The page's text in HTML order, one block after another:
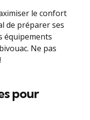
le confort
de préparer ses
équipements
Ne pas
pour